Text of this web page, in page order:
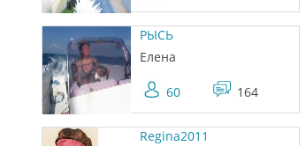
РЫСЬ
Елена
60 164
Regina2011